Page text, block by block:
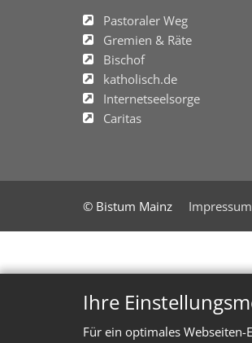
Ihre
Für ein optimales
Pastoraler Weg
Gremien & Räte
Bischof
katholisch.de
Internetseelsorge
Caritas
© Bistum Mainz Impressum